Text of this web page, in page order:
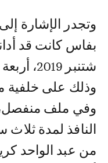
وتجدر الإشارة
شتنبر
وذلك على خلفية
وفي ملف
النافذ لمدة
من عبد الواحد